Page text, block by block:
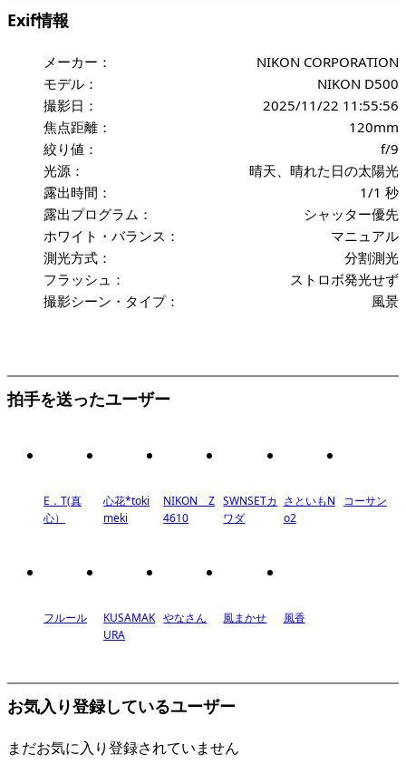
Exif情報
メーカー：
NIKON CORPORATION
モデル：
NIKON D500
撮影日：
2025/11/22 11:55:56
焦点距離：
120mm
絞り値：
f/9
光源：
晴天、晴れた日の太陽光
露出時間：
1/1 秒
露出プログラム：
シャッター優先
ホワイト・バランス：
マニュアル
測光方式：
分割測光
フラッシュ：
ストロボ発光せず
撮影シーン・タイプ：
風景
拍手を送ったユーザー
E．T(真
心）
心花*toki
meki
NIKON Z
4610
SWNSETカ
ワダ
さといもN
o2
コーサン
フルール
KUSAMAK
URA
やなさん 風まかせ 風香
お気入り登録しているユーザー
まだお気に入り登録されていません